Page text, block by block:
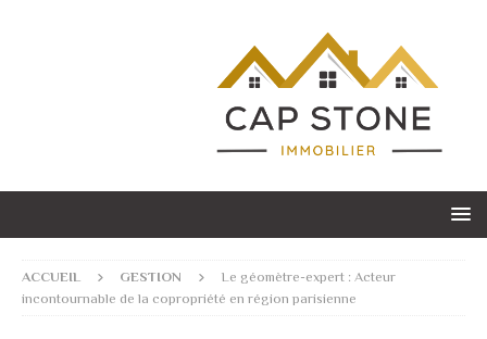
ACCUEIL GESTION
Le géomètre-expert : Acteur
incontournable de la copropriété en région parisienne